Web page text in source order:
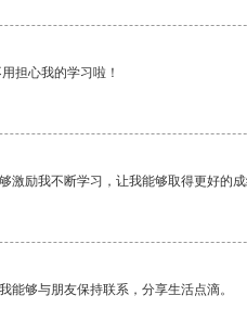
担心我的学习啦！
激励我不断学习，让我能够取得更好的
能够与朋友保持联系，分享生活点滴。